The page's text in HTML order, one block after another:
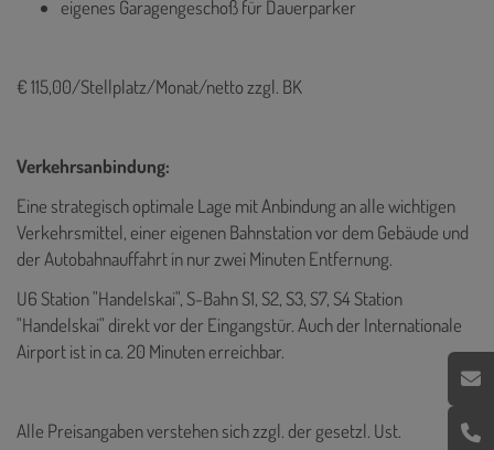
eigenes Garagengeschoß für Dauerparker
€ 115,00/Stellplatz/Monat/netto zzgl. BK
Verkehrsanbindung:
Eine strategisch optimale Lage mit Anbindung an alle wichtigen
Verkehrsmittel, einer eigenen Bahnstation vor dem Gebäude und
der Autobahnauffahrt in nur zwei Minuten Entfernung.
U6 Station "Handelskai", S-BahnS1, S2, S3, S7, S4 Station
"Handelskai" direkt vor der Eingangstür. Auch der Internationale
Airport ist in ca. 20 Minuten erreichbar.
Alle Preisangaben verstehen sich zzgl. der gesetzl. Ust.